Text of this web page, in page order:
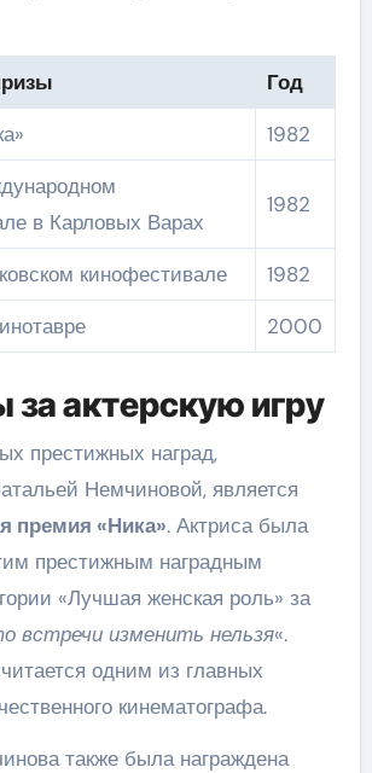
Год
1982
в Карловых Варах
1982
кинофестивале
1982
2000
за актерскую игру
престижных наград,
Немчиновой, является
премия «Ника». Актриса была
престижным наградным
«Лучшая женская роль» за
встречи изменить нельзя«.
одним из главных
кинематографа.
также была награждена